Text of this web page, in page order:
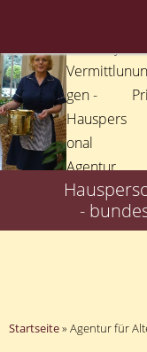
Inhalt
springen
-
Startseite» Agentur für